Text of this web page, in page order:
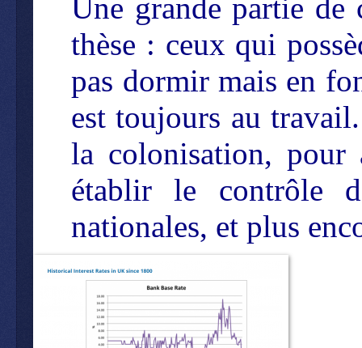
Une grande partie de
thèse : ceux qui
pas dormir mais en
est toujours au
la colonisation, pour
établir le contrôle
nationales, et plus